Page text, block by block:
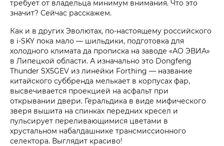
требует от владельца минимум внимания. Что это
значит? Сейчас расскажем.
Как и в других Эволютах, по-настоящему российского
в i‑SKY пока мало — шильдики, подготовка для
холодного климата да прописка на заводе «АО ЭВИА»
в Липецкой области. А изначально это Dongfeng
Thunder SX5GEV из линейки Forthing — название
китайского суббренда мелькает в корпусах фар,
высвечивается проекцией на асфальт при
открывании двери. Геральдика в виде мифического
зверя вышита на спинках передних кресел и
пульсирует переливающимися цветами в
хрустальном набалдашнике трансмиссионного
селектора. Выглядит красиво!